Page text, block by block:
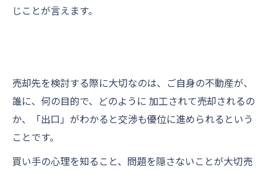
じことが言えます。
売却先を検討する際に大切なのは、ご自身の不動産が、
誰に、何の目的で、どのように 加工されて売却されるの
か、「出口」がわかると交渉も優位に進められるという
ことです。
買い手の心理を知ること、問題を隠さないことが大切売